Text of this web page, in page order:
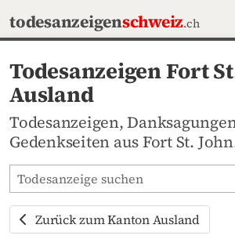
todesanzeigenschweiz.ch
Todesanzeigen Fort
Ausland
Todesanzeigen,
Gedenkseiten aus Fort St.
Todesanzeigen-Portal durchsuchen
Zurück zum Kanton Ausland